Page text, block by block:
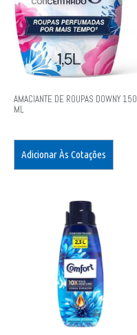
AMACIANTE DE ROUPAS DOWNY
ML
Adicionar Às Cotações